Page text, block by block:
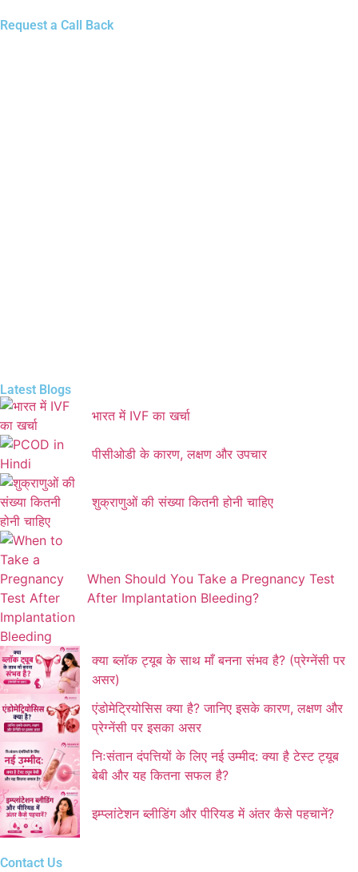
Request a Call Back
Latest Blogs
भारत में IVF का खर्चा
पीसीओडी के कारण, लक्षण और उपचार
शुक्राणुओं की संख्या कितनी होनी चाहिए
When Should You Take a Pregnancy Test
After Implantation Bleeding?
क्या ब्लॉक ट्यूब के साथ माँ बनना संभव है? (प्रेग्नेंसी पर
असर)
एंडोमेट्रियोसिस क्या है? जानिए इसके कारण, लक्षण और
प्रेग्नेंसी पर इसका असर
निःसंतान दंपत्तियों के लिए नई उम्मीद: क्या है टेस्ट ट्यूब
बेबी और यह कितना सफल है?
इम्प्लांटेशन ब्लीडिंग और पीरियड में अंतर कैसे पहचानें?
Contact Us